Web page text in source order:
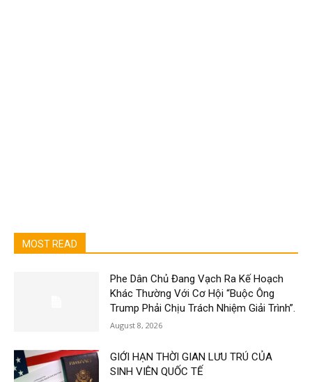
MOST READ
Phe Dân Chủ Đang Vạch Ra Kế Hoạch
Khác Thường Với Cơ Hội “Buộc Ông
Trump Phải Chịu Trách Nhiệm Giải Trình”.
August 8, 2026
GIỚI HẠN THỜI GIAN LƯU TRÚ CỦA
SINH VIÊN QUỐC TẾ